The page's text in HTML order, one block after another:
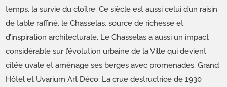
temps, la survie du cloître. Ce siè­cle est aus­si celui d’un raisin
de table raf­finé, le Chas­se­las, source de richesse et
d’inspiration archi­tec­turale. Le Chas­se­las a aus­si un impact
con­sid­érable sur l’évolution urbaine de la Ville qui devient
citée uvale et amé­nage ses berges avec prom­e­nades, Grand
Hôtel et Uvar­i­um Art Déco. La crue destruc­trice de 1930